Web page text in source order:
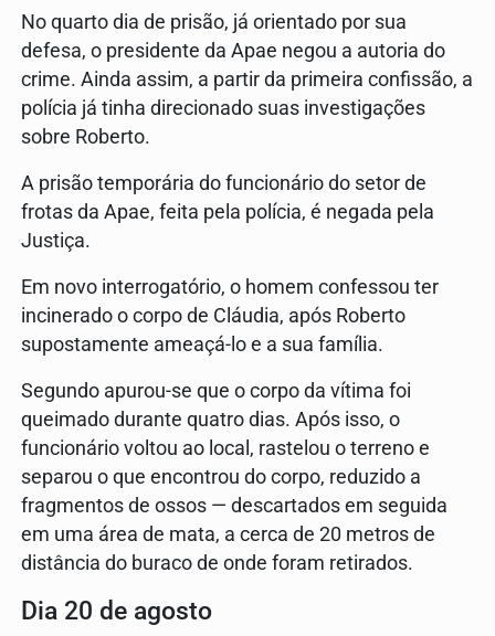
No quarto dia de prisão, já orientado por sua
defesa, o presidente da Apae negou a autoria do
crime. Ainda assim, a partir da primeira confissão, a
polícia já tinha direcionado suas investigações
sobre Roberto.
A prisão temporária do funcionário do setor de
frotas da Apae, feita pela polícia, é negada pela
Justiça.
Em novo interrogatório, o homem confessou ter
incinerado o corpo de Cláudia, após Roberto
supostamente ameaçá-lo e a sua família.
Segundo apurou-se que o corpo da vítima foi
queimado durante quatro dias. Após isso, o
funcionário voltou ao local, rastelou o terreno e
separou o que encontrou do corpo, reduzido a
fragmentos de ossos — descartados em seguida
em uma área de mata, a cerca de 20 metros de
distância do buraco de onde foram retirados.
Dia 20 de agosto